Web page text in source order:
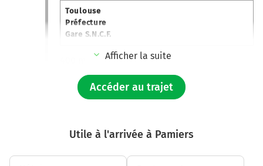
Toulouse
Préfecture
Gare S.N.C.F.
Prendre à gauche et rejoindre D118 (Boulevard Omer
Sarraut). Continuer sur 750 mètres
Tourner légèrement à droite sur Avenue du Président
1,1 km
Afficher la suite
Accéder au trajet
Utile à l'arrivée à Pamiers